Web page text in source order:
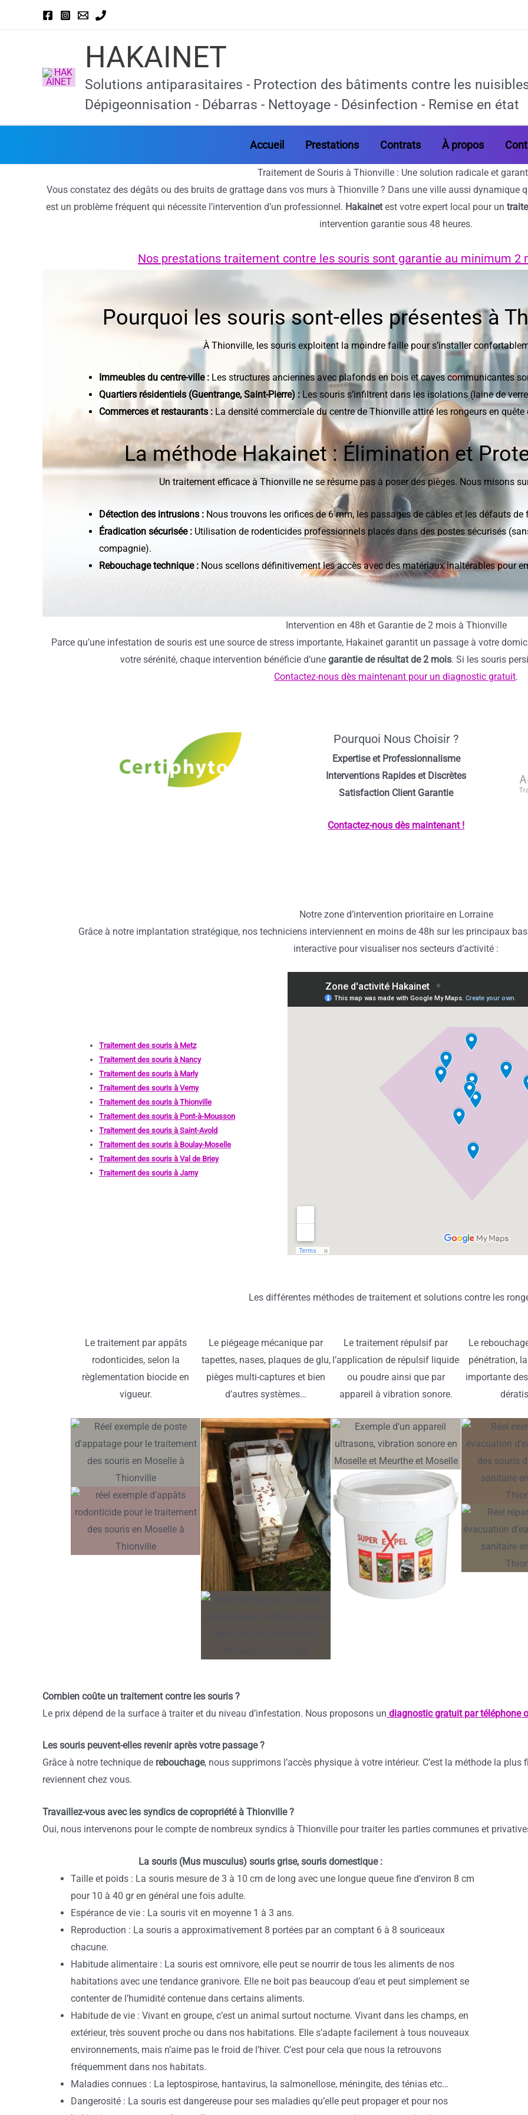
HAKAINET
Solutions antiparasitaires - Protection des bâtiments contre les
Dépigeonnisation - Débarras - Nettoyage - Désinfection - Remise en état
Accueil Prestations Contrats À propos
Traitement de Souris à Thionville : Une solution radicale et
Vous constatez des dégâts ou des bruits de grattage dans vos murs à Thionville ? Dans une ville aussi dynamique
est un problème fréquent qui nécessite l’intervention d’un professionnel. Hakainetest votre expert local pour un
intervention garantie sous 48 heures.
Nos prestations traitement contre les souris sont garantie au minimum 2
Pourquoi les souris sont-elles présentes à
À Thionville, les souris exploitent la moindre faille pour s’installer
Immeubles du centre-ville : Les structures anciennes avec plafonds en bois et caves communicantes
Quartiers résidentiels (Guentrange, Saint-Pierre) : Les souris s’infiltrent dans les isolations (laine de
Commerces et restaurants : La densité commerciale du centre de Thionville attire les rongeurs en
La méthode Hakainet : Élimination et
Un traitement efficace à Thionville ne se résume pas à poser des pièges. Nous misons
Détection des intrusions : Nous trouvons les orifices de 6 mm, les passages de câbles et les défauts
Éradication sécurisée : Utilisation de rodenticides professionnels placés dans des postes sécurisés
compagnie).
Rebouchage technique : Nous scellons définitivement les accès avec des matériaux inaltérables pour
Intervention en 48h et Garantie de 2 mois à Thionville
Parce qu’une infestation de souris est une source de stress importante, Hakainet garantit un passage à votre
votre sérénité, chaque intervention bénéficie d’une garantie de résultat de 2 mois. Si les souris
Contactez-nous dès maintenant pour un diagnostic gratuit.
Pourquoi Nous Choisir ?
Expertise et Professionnalisme
Interventions Rapides et Discrètes
Satisfaction Client Garantie
Contactez-nous dès maintenant !
Notre zone d’intervention prioritaire en Lorraine
Grâce à notre implantation stratégique, nos techniciens interviennent en moins de 48h sur les principaux
interactive pour visualiser nos secteurs d’activité :
Traitement des souris à Metz
Traitement des souris à Nancy
Traitement des souris à Marly
Traitement des souris à Verny
Traitement des souris à Thionville
Traitement des souris à Pont-à-Mousson
Traitement des souris à Saint-Avold
Traitement des souris à Boulay-Moselle
Traitement des souris à Val de Briey
Traitement des souris à Jarny
Les différentes méthodes de traitement et solutions contre les
Le traitement par appâts
rodonticides, selon la
règlementation biocide en
vigueur.
Le piégeage mécanique par
tapettes, nases, plaques de glu,
pièges multi-captures et bien
d’autres systèmes…
Le traitement répulsif par
l’application de répulsif liquide
ou poudre ainsi que par
appareil à vibration sonore.
Le
pénétration,
importante
Combien coûte un traitement contre les souris ?
Le prix dépend de la surface à traiter et du niveau d’infestation. Nous proposons un diagnostic gratuit par téléphone
Les souris peuvent-elles revenir après votre passage ?
Grâce à notre technique de rebouchage, nous supprimons l’accès physique à votre intérieur. C’est la méthode la
reviennent chez vous.
Travaillez-vous avec les syndics de copropriété à Thionville ?
Oui, nous intervenons pour le compte de nombreux syndics à Thionville pour traiter les parties communes et
La souris (Mus musculus) souris grise, souris domestique :
Taille et poids : La souris mesure de 3 à 10 cm de long avec une longue queue fine d’environ 8 cm
pour 10 à 40 gr en général une fois adulte.
Espérance de vie : La souris vit en moyenne 1 à 3 ans.
Reproduction : La souris a approximativement 8 portées par an comptant 6 à 8 souriceaux
chacune.
Habitude alimentaire : La souris est omnivore, elle peut se nourrir de tous les aliments de nos
habitations avec une tendance granivore. Elle ne boit pas beaucoup d’eau et peut simplement se
contenter de l’humidité contenue dans certains aliments.
Habitude de vie : Vivant en groupe, c’est un animal surtout nocturne. Vivant dans les champs, en
extérieur, très souvent proche ou dans nos habitations. Elle s’adapte facilement à tous nouveaux
environnements, mais n’aime pas le froid de l’hiver. C’est pour cela que nous la retrouvons
fréquemment dans nos habitats.
Maladies connues : La leptospirose, hantavirus, la salmonellose, méningite, des ténias etc…
Dangerosité : La souris est dangereuse pour ses maladies qu’elle peut propager et pour nos